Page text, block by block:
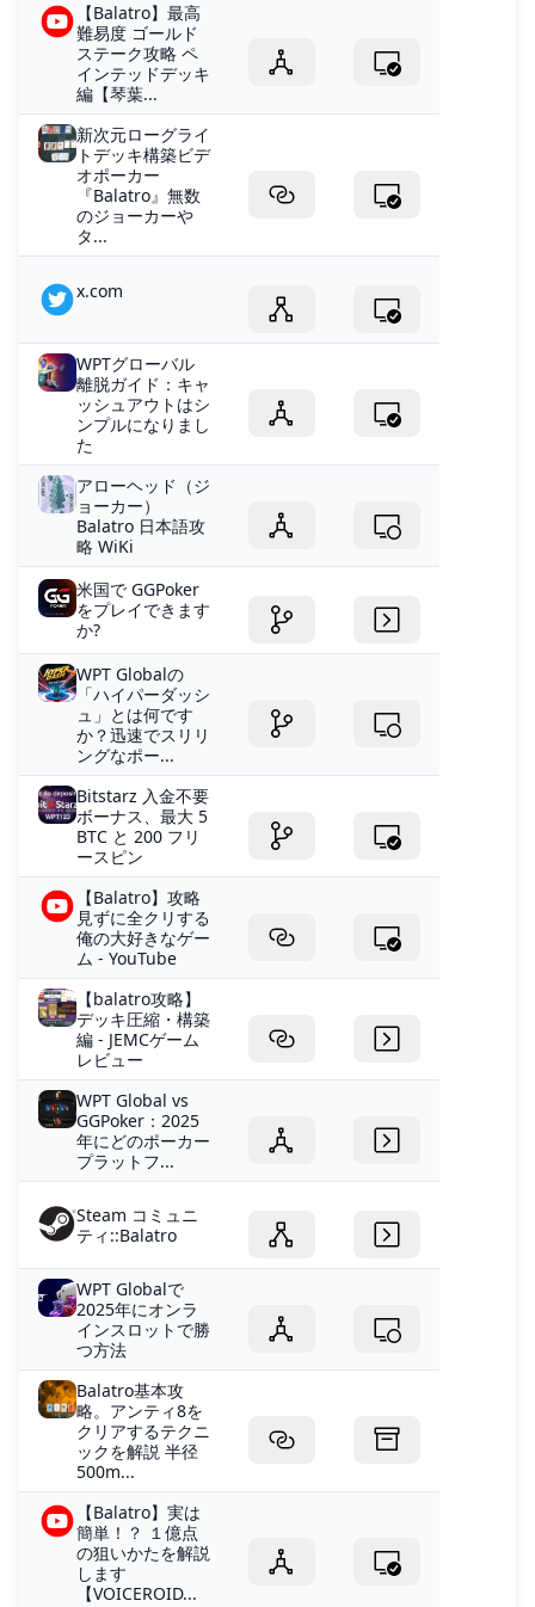
【Balatro】最高
難易度 ゴールド
ステーク攻略 ペ
インテッドデッキ
編【琴葉...
新次元ローグライ
トデッキ構築ビデ
オポーカー
『Balatro』無数
のジョーカーや
タ...
x.com
WPTグローバル
離脱ガイド：キャ
ッシュアウトはシ
ンプルになりまし
た
アローヘッド（ジ
ョーカー）
Balatro 日本語攻
略 WiKi
米国で GGPoker
をプレイできます
か?
WPT Globalの
「ハイパーダッシ
ュ」とは何です
か？迅速でスリリ
ングなポー...
Bitstarz 入金不要
ボーナス、最大 5
BTC と 200 フリ
ースピン
【Balatro】攻略
見ずに全クリする
俺の大好きなゲー
ム - YouTube
【balatro攻略】
デッキ圧縮・構築
編 - JEMCゲーム
レビュー
WPT Global vs
GGPoker：2025
年にどのポーカー
プラットフ...
Steam コミュニ
ティ::Balatro
WPT Globalで
2025年にオンラ
インスロットで勝
つ方法
Balatro基本攻
略。アンティ8を
クリアするテクニ
ックを解説 半径
500m...
【Balatro】実は
簡単！？ １億点
の狙いかたを解説
します
【VOICEROID...